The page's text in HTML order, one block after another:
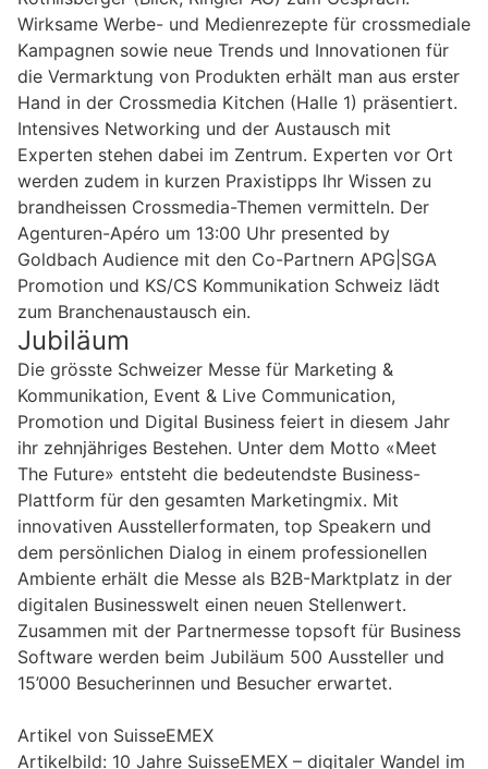
Wirksame Werbe- und Medienrezepte für crossmediale
Kampagnen sowie neue Trends und Innovationen für
die Vermarktung von Produkten erhält man aus erster
Hand in der Crossmedia Kitchen (Halle 1) präsentiert.
Intensives Networking und der Austausch mit
Experten stehen dabei im Zentrum. Experten vor Ort
werden zudem in kurzen Praxistipps Ihr Wissen zu
brandheissen Crossmedia-Themen vermitteln. Der
Agenturen-Apéro um 13:00 Uhr presented by
Goldbach Audience mit den Co-Partnern APG|SGA
Promotion und KS/CS Kommunikation Schweiz lädt
zum Branchenaustausch ein.
Jubiläum
Die grösste Schweizer Messe für Marketing &
Kommunikation, Event & Live Communication,
Promotion und Digital Business feiert in diesem Jahr
ihr zehnjähriges Bestehen. Unter dem Motto «Meet
The Future» entsteht die bedeutendste Business-
Plattform für den gesamten Marketingmix. Mit
innovativen Ausstellerformaten, top Speakern und
dem persönlichen Dialog in einem professionellen
Ambiente erhält die Messe als B2B-Marktplatz in der
digitalen Businesswelt einen neuen Stellenwert.
Zusammen mit der Partnermesse topsoft für Business
Software werden beim Jubiläum 500 Aussteller und
15’000 Besucherinnen und Besucher erwartet.
Artikel von SuisseEMEX
Artikelbild: 10 Jahre SuisseEMEX – digitaler Wandel im